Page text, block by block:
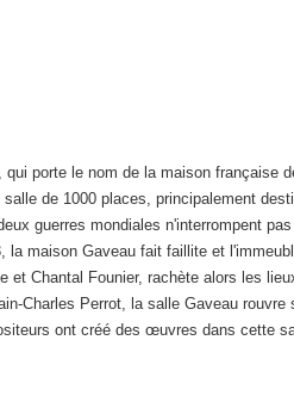
porte le nom de la maison française
de 1000 places, principalement
guerres mondiales n'interrompent
maison Gaveau fait faillite et
Chantal Founier, rachète alors les
Charles Perrot, la salle Gaveau
ont créé des œuvres dans cette